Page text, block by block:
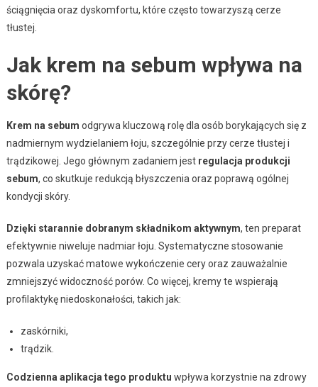
ściągnięcia oraz dyskomfortu, które często towarzyszą cerze
tłustej.
Jak krem na sebum wpływa na
skórę?
Krem na sebum odgrywa kluczową rolę dla osób borykających się z
nadmiernym wydzielaniem łoju, szczególnie przy cerze tłustej i
trądzikowej. Jego głównym zadaniem jest regulacja produkcji
sebum, co skutkuje redukcją błyszczenia oraz poprawą ogólnej
kondycji skóry.
Dzięki starannie dobranym składnikom aktywnym, ten preparat
efektywnie niweluje nadmiar łoju. Systematyczne stosowanie
pozwala uzyskać matowe wykończenie cery oraz zauważalnie
zmniejszyć widoczność porów. Co więcej, kremy te wspierają
profilaktykę niedoskonałości, takich jak:
zaskórniki,
trądzik.
Codzienna aplikacja tego produktu wpływa korzystnie na zdrowy